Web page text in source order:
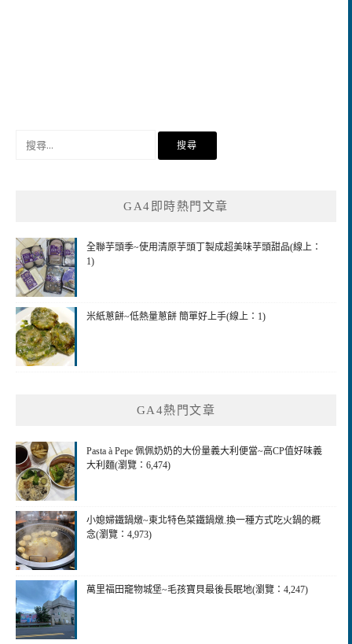
GA4即時熱門文章
全聯芋頭季~使用清原芋頭丁製成超美味芋頭甜品(線上：
1)
米紙蔥餅~低熱量蔥餅 簡單好上手(線上：1)
GA4熱門文章
Pasta à Pepe 佩佩奶奶的大份量義大利便當~高CP值好味義
大利麵(瀏覽：6,474)
小媳婦鐵鍋燉~東北特色菜鐵鍋燉.換一種方式吃火鍋的概
念(瀏覽：4,973)
萬里福田竉物城堡~毛孩寶貝最後長眠地(瀏覽：4,247)